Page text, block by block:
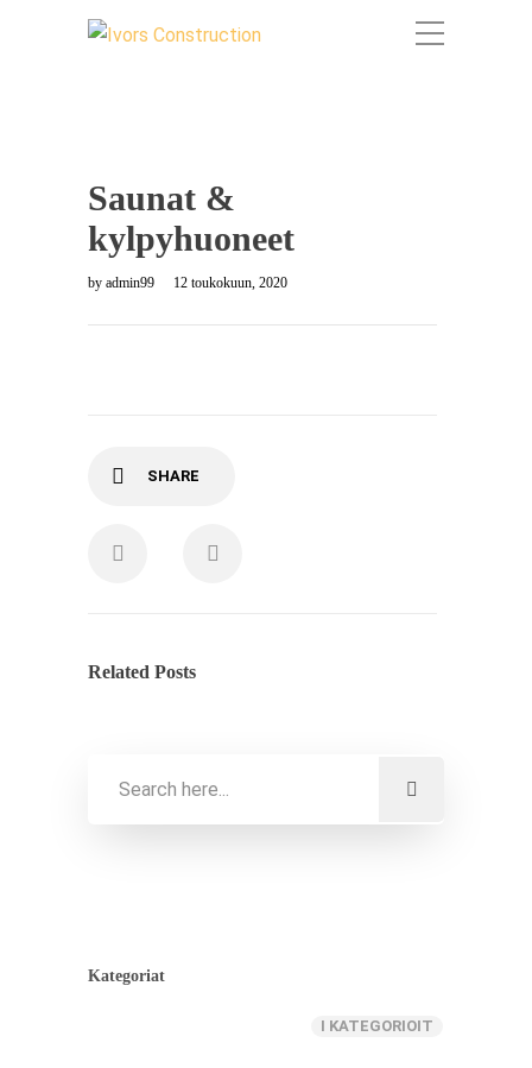
Saunat &
kylpyhuoneet
by admin99 12 toukokuun, 2020
SHARE
Related Posts
Kategoriat
I KATEGORIOIT